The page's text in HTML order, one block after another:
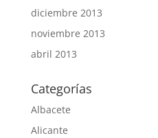
diciembre 2013
noviembre 2013
abril 2013
Categorías
Albacete
Alicante